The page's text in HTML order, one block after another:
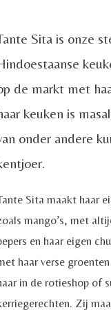
Sita is onze
de markt met
keuken is
onder andere
Sita maakt haar
mango’s, met
en haar eigen
haar verse
in de rotieshop of
Zij